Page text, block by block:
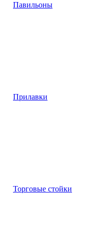
Павильоны
Прилавки
Торговые стойки